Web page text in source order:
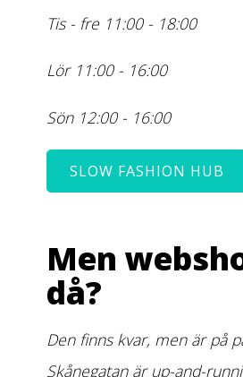
Tis - fre 11:00 - 18:00
Lör 11:00 - 16:00
Sön 12:00 - 16:00
SLOW FASHION HUB
Men
då?
Den finns kvar, men är på
Skånegatan är up-and-